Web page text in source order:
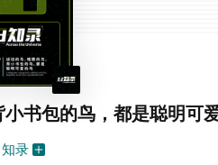
小书包的鸟，都是聪明可
知录